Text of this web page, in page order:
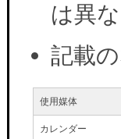
は異
記載
使用媒体
カレンダー